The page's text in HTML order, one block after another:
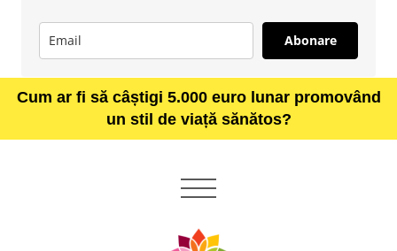
Abonare
Cum ar fi să câștigi 5.000 euro lunar promovând
un stil de viață sănătos?